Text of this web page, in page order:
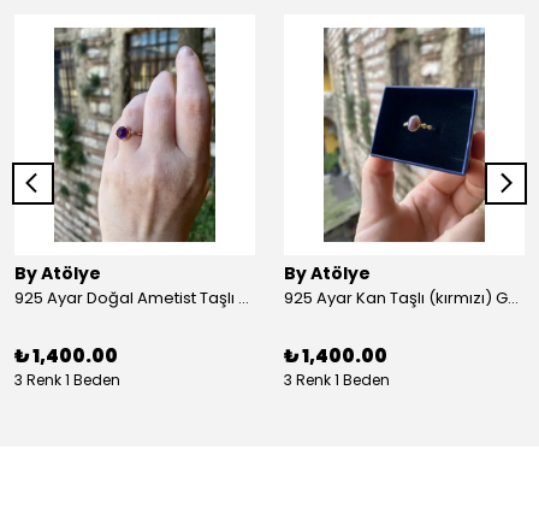
By Atölye
925 Ayar Doğal Ametist Taşlı Yuvarlak Gümüş Yüzük
₺ 1,400.00
3 Renk 1 Beden
By Atölye
925 Ayar Kan Taşlı (kırmızı) Gümüş Yüzük
₺ 1,400.00
3 Renk 1 Beden